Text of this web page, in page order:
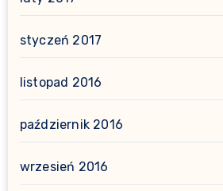
styczeń 2017
listopad 2016
październik 2016
wrzesień 2016